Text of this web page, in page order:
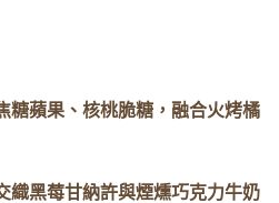
糖蘋果、核桃脆糖，融合火烤橘
織黑莓甘納許與煙燻巧克力牛奶